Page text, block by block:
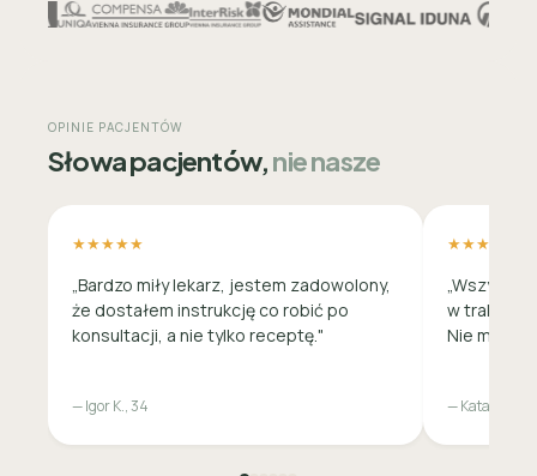
OPINIE PACJENTÓW
Słowa pacjentów,nie nasze
★★★★★
„Bardzo miły lekarz, jestem zadowolony,
że dostałem instrukcję co robić po
konsultacji, a nie tylko receptę."
— Igor K., 34
★★★★★
w trakcie
Nie
— Katarzyna